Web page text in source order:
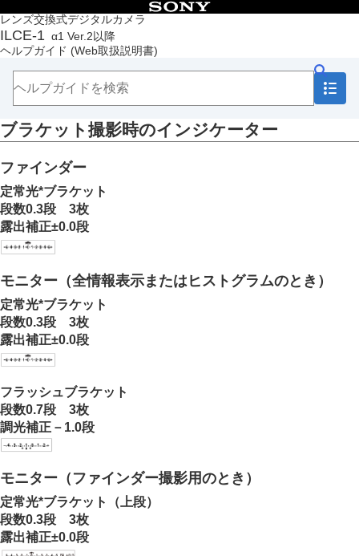
レンズ交換式デジタルカメラ
ILCE-1 α1 Ver.2以降
ヘルプガイド (Web取扱説明書)
目次
トップページ
ヘルプガイドの使いかた
本体と付属品を確認する
本機の基本操作
準備/基本的な撮影
MENU一覧から機能を探す
撮影機能を活用する
この章の目次
撮影モードを選ぶ
フォーカス（ピント）を合わせる
露出/測光を調整する
ISO感度を選ぶ
ホワイトバランス
画像に効果を加える
ドライブモードを使う（連写/セルフタイマー）
連続撮影の速度
セルフタイマー（1枚）
セルフタイマー（連続）
1枚ブラケット
ブラケット撮影時のインジケーター
フォーカスブラケット
ホワイトバランスブラケット
DROブラケット
ブラケット撮影時のインジケーター
ファインダー
定常光*ブラケット
段数0.3段 3枚
露出補正±0.0段
モニター（全情報表示またはヒストグラムのとき）
定常光*ブラケット
段数0.3段 3枚
露出補正±0.0段
フラッシュブラケット
段数0.7段 3枚
調光補正－1.0段
モニター（ファインダー撮影用のとき）
定常光*ブラケット（上段）
段数0.3段 3枚
露出補正±0.0段